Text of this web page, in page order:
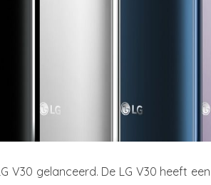
gelanceerd. De LG V30 heeft